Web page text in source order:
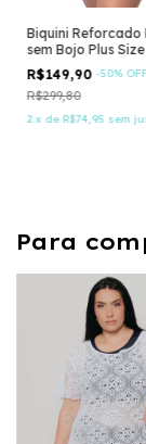
Biquini Reforcado
sem Bojo Plus Size
R$149,90 -50%
R$299,80
2 x de R$74,95 sem
Para